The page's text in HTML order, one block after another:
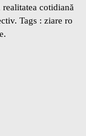
cotidiană
Tags : ziare ro